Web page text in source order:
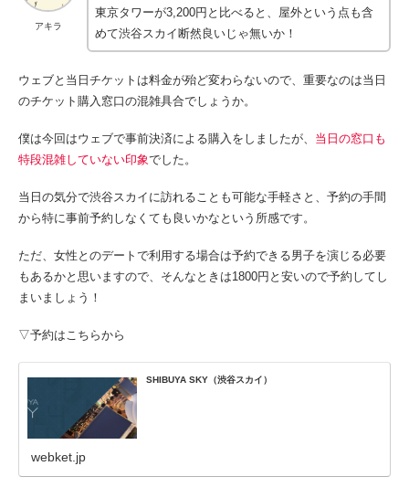
アキラ
東京タワーが3,200円と比べると、屋外という点も含
めて渋谷スカイ断然良いじゃ無いか！
ウェブと当日チケットは料金が殆ど変わらないので、重要なのは当日
のチケット購入窓口の混雑具合でしょうか。
僕は今回はウェブで事前決済による購入をしましたが、 当日の窓口も
特段混雑していない印象でした。
当日の気分で渋谷スカイに訪れることも可能な手軽さと、予約の手間
から特に事前予約しなくても良いかなという所感です。
ただ、女性とのデートで利用する場合は予約できる男子を演じる必要
もあるかと思いますので、そんなときは1800円と安いので予約してし
まいましょう！
▽予約はこちらから
SHIBUYA SKY（渋谷スカイ）
webket.jp